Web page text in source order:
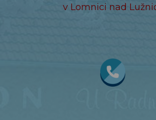
v Lomnici nad